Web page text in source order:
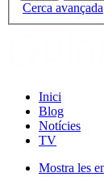
Cerca avançada
Inici
Blog
Notícies
TV
Mostra les